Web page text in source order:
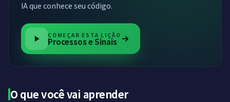
IA que conhece seu código.
COMEÇAR ESTA LIÇÃO
Processos e Sinais
O que você vai aprender